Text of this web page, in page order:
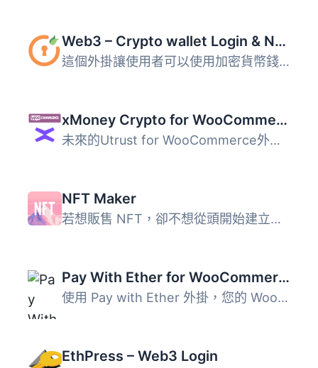
Web3 – Crypto wallet Login & NFT token gating
這個外掛讓使用者可以使用加密貨幣錢包登入 WordPress 網站，...
xMoney Crypto for WooCommerce
未來的Utrust for WooCommerce外掛： 在您的網店上直接接受比...
NFT Maker
若想販售 NFT，卻不想從頭開始建立完整的 NFT 市場，NFT Make...
Pay With Ether for WooCommerce
使用 Pay with Ether 外掛，您的 WooCommerce 商店的顧客可以...
EthPress – Web3 Login